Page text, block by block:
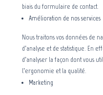
biais du formulaire de contact.
Amélioration de nos services
Nous traitons vos données de
d’analyse et de statistique. En
d’analyser la façon dont vous
l’ergonomie et la qualité.
Marketing